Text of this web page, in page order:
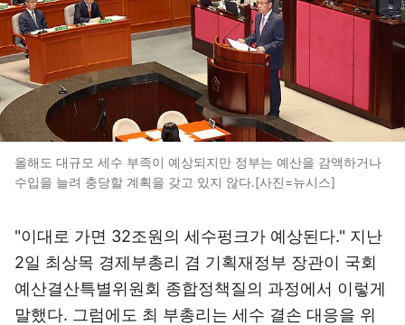
올해도 대규모 세수 부족이 예상되지만 정부는 예산을 감액하거나
수입을 늘려 충당할 계획을 갖고 있지 않다.[사진=뉴시스]
"이대로 가면 32조원의 세수펑크가 예상된다." 지난
2일 최상목 경제부총리 겸 기획재정부 장관이 국회
예산결산특별위원회 종합정책질의 과정에서 이렇게
말했다. 그럼에도 최 부총리는 세수 결손 대응을 위